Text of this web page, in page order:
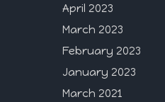
April 2023
March 2023
February 2023
January 2023
March 2021